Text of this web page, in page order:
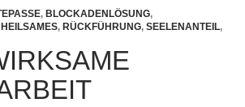
, BLOCKADENLÖSUNG,
HEILSAMES, RÜCKFÜHRUNG, SEELENANTEIL,